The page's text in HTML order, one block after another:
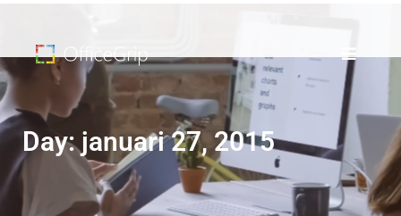
Day: januari 27, 2015